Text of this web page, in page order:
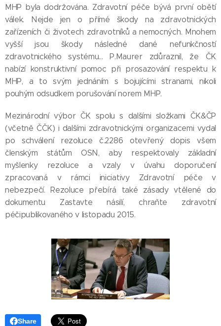
MHP byla dodržována. Zdravotní péče bývá první obětí
válek. Nejde jen o přímé škody na zdravotnických
zařízeních či životech zdravotníků a nemocných. Mnohem
vyšší jsou škody následné dané nefunkčností
zdravotnického systému... P.Maurer zdůraznil, že ČK
nabízí konstruktivní pomoc při prosazování respektu k
MHP, a to svým jednáním s bojujícími stranami, nikoli
pouhým odsudkem porušování norem MHP.
Mezinárodní výbor ČK spolu s dalšími složkami ČK&ČP
(včetně ČČK) i dalšími zdravotnickými organizacemi vydal
po schválení rezoluce č.2286 otevřený dopis všem
členským státům OSN, aby respektovaly základní
myšlenky rezoluce a vzaly v úvahu doporučení
zpracovaná v rámci iniciativy Zdravotní péče v
nebezpečí. Rezoluce přebírá také zásady vtělené do
dokumentu Zastavte násilí, chraňte zdravotní
péčipublikovaného v listopadu 2015.
Share